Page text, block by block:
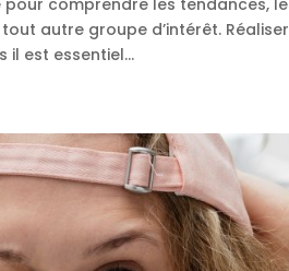
autre groupe d’intérêt.
il est essentiel...